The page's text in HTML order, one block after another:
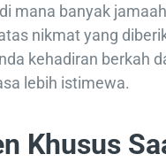
mana banyak
nikmat yang
kehadiran berkah
lebih istimewa.
Khusus